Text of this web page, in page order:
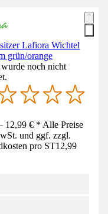
Lafiora Wichtel
grün/orange
noch nicht
12,99 € * Alle Preise
und ggf. zzgl.
pro ST12,99